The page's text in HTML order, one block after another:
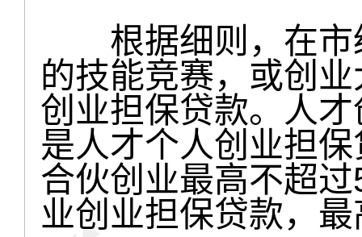
根据细则，在市
的技能竞赛，或创
创业担保贷款。人
是人才个人创业担
合伙创业最高不超
业创业担保贷款，